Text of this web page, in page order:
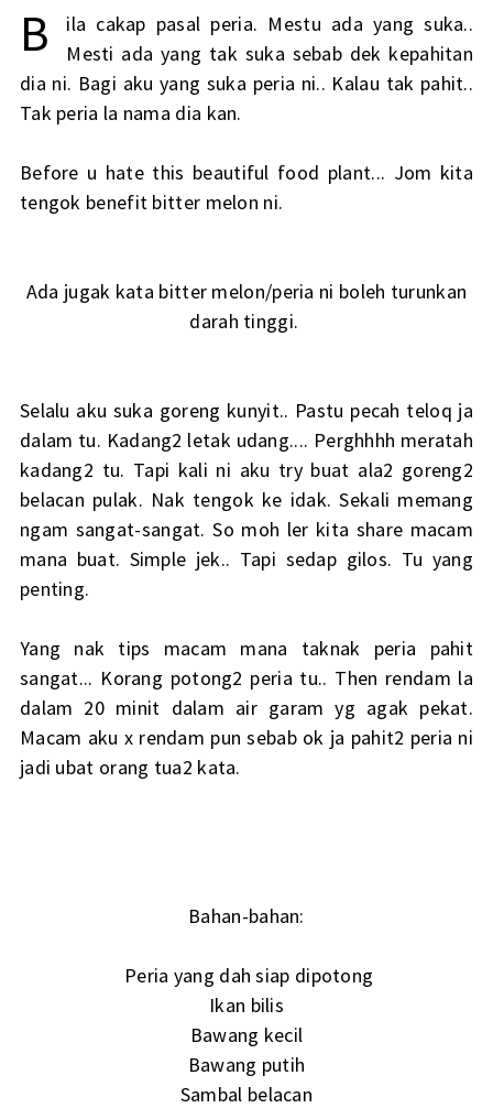
B
ila cakap pasal peria. Mestu ada yang suka..
Mesti ada yang tak suka sebab dek kepahitan
dia ni. Bagi aku yang suka peria ni.. Kalau tak pahit..
Tak peria la nama dia kan.
Before u hate this beautiful food plant... Jom kita
tengok benefit bitter melon ni.
Ada jugak kata bitter melon/peria ni boleh turunkan
darah tinggi.
Selalu aku suka goreng kunyit.. Pastu pecah teloq ja
dalam tu. Kadang2 letak udang.... Perghhhh meratah
kadang2 tu. Tapi kali ni aku try buat ala2 goreng2
belacan pulak. Nak tengok ke idak. Sekali memang
ngam sangat-sangat. So moh ler kita share macam
mana buat. Simple jek.. Tapi sedap gilos. Tu yang
penting.
Yang nak tips macam mana taknak peria pahit
sangat... Korang potong2 peria tu.. Then rendam la
dalam 20 minit dalam air garam yg agak pekat.
Macam aku x rendam pun sebab ok ja pahit2 peria ni
jadi ubat orang tua2 kata.
Bahan-bahan:
Peria yang dah siap dipotong
Ikan bilis
Bawang kecil
Bawang putih
Sambal belacan